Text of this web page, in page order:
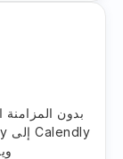
بدون المزامنة